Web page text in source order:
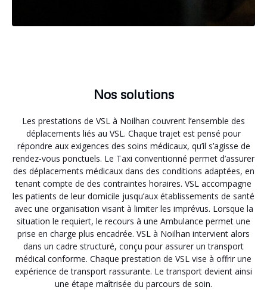
Nos solutions
Les prestations de VSL à Noilhan couvrent l’ensemble des
déplacements liés au VSL. Chaque trajet est pensé pour
répondre aux exigences des soins médicaux, qu’il s’agisse de
rendez-vous ponctuels. Le Taxi conventionné permet d’assurer
des déplacements médicaux dans des conditions adaptées, en
tenant compte de des contraintes horaires. VSL accompagne
les patients de leur domicile jusqu’aux établissements de santé
avec une organisation visant à limiter les imprévus. Lorsque la
situation le requiert, le recours à une Ambulance permet une
prise en charge plus encadrée. VSL à Noilhan intervient alors
dans un cadre structuré, conçu pour assurer un transport
médical conforme. Chaque prestation de VSL vise à offrir une
expérience de transport rassurante. Le transport devient ainsi
une étape maîtrisée du parcours de soin.